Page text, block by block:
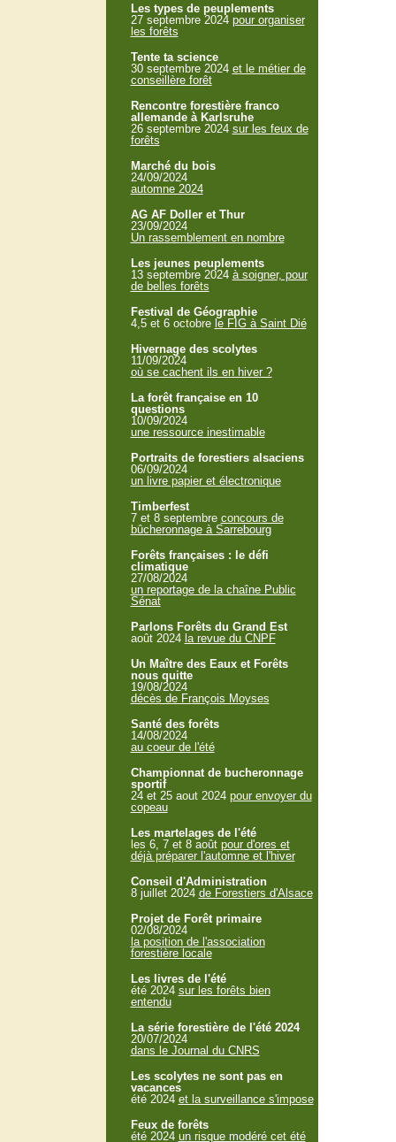
Les types de peuplements
27 septembre 2024 pour organiser
les forêts
Tente ta science
30 septembre 2024 et le métier de
conseillère forêt
Rencontre forestière franco
allemande à Karlsruhe
26 septembre 2024 sur les feux de
forêts
Marché du bois
24/09/2024
automne 2024
AG AF Doller et Thur
23/09/2024
Un rassemblement en nombre
Les jeunes peuplements
13 septembre 2024 à soigner, pour
de belles forêts
Festival de Géographie
4,5 et 6 octobre le FIG à Saint Dié
Hivernage des scolytes
11/09/2024
où se cachent ils en hiver ?
La forêt française en 10
questions
10/09/2024
une ressource inestimable
Portraits de forestiers alsaciens
06/09/2024
un livre papier et électronique
Timberfest
7 et 8 septembre concours de
bûcheronnage à Sarrebourg
Forêts françaises : le défi
climatique
27/08/2024
un reportage de la chaîne Public
Sénat
Parlons Forêts du Grand Est
août 2024 la revue du CNPF
Un Maître des Eaux et Forêts
nous quitte
19/08/2024
décès de François Moyses
Santé des forêts
14/08/2024
au coeur de l'été
Championnat de bucheronnage
sportif
24 et 25 aout 2024 pour envoyer du
copeau
Les martelages de l'été
les 6, 7 et 8 août pour d'ores et
déjà préparer l'automne et l'hiver
Conseil d'Administration
8 juillet 2024 de Forestiers d'Alsace
Projet de Forêt primaire
02/08/2024
la position de l'association
forestière locale
Les livres de l'été
été 2024 sur les forêts bien
entendu
La série forestière de l'été 2024
20/07/2024
dans le Journal du CNRS
Les scolytes ne sont pas en
vacances
été 2024 et la surveillance s'impose
Feux de forêts
été 2024 un risque modéré cet été